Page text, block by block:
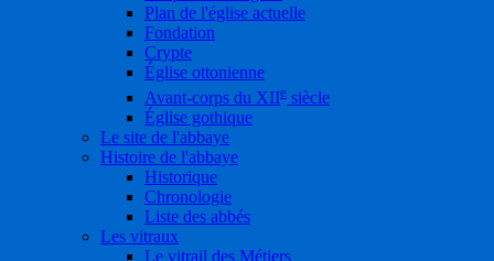
Plan de l'église actuelle
Fondation
Crypte
Église ottonienne
Avant-corps du XIIe siècle
Église gothique
Le site de l'abbaye
Histoire de l'abbaye
Historique
Chronologie
Liste des abbés
Les vitraux
Le vitrail des Métiers